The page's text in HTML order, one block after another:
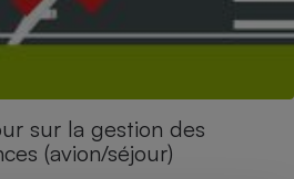
sur la gestion des
(avion/séjour)